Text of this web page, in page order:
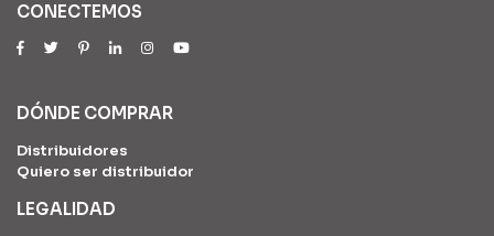
CONECTEMOS
LEGALIDAD
DÓNDE COMPRAR
Distribuidores
Quiero ser distribuidor